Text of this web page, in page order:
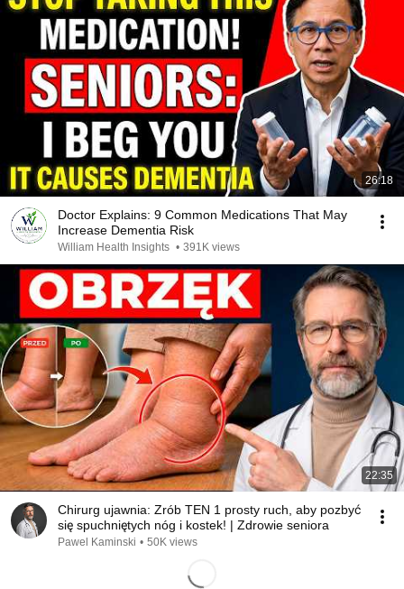
26:18
Doctor Explains: 9 Common Medications That May
Increase Dementia Risk
William Health Insights • 391K views
22:35
Chirurg ujawnia: Zrób TEN 1 prosty ruch, aby pozbyć
się spuchniętych nóg i kostek! | Zdrowie seniora
Pawel Kaminski • 50K views